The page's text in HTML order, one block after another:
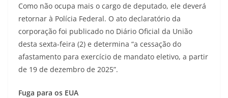
Como não ocupa mais o cargo de deputado, ele deverá
retornar à Polícia Federal. O ato declaratório da
corporação foi publicado no Diário Oficial da União
desta sexta-feira (2) e determina “a cessação do
afastamento para exercício de mandato eletivo, a partir
de 19 de dezembro de 2025”.
Fuga para os EUA